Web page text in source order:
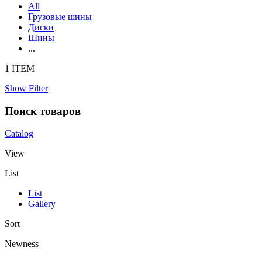
All
Грузовые шины
Диски
Шины
...
1 ITEM
Show Filter
Поиск товаров
Catalog
View
List
List
Gallery
Sort
Newness